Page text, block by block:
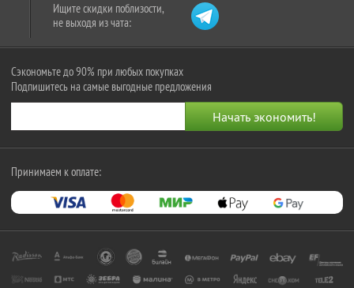
Ищите скидки поблизости,
не выходя из чата:
Сэкономьте до 90% при любых покупках
Подпишитесь на самые выгодные предложения
Принимаем к оплате: